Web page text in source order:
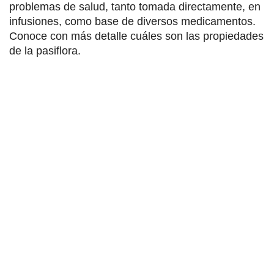
problemas de salud, tanto tomada directamente, en
infusiones, como base de diversos medicamentos.
Conoce con más detalle cuáles son las propiedades
de la pasiflora.